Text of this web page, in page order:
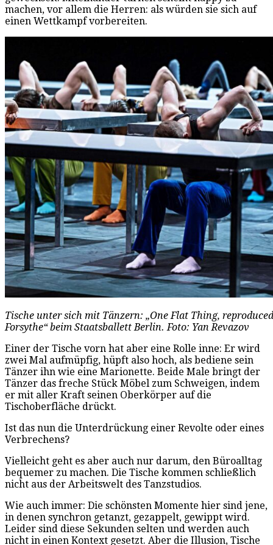
machen, vor allem die Herren: als würden sie sich auf
einen Wettkampf vorbereiten.
Tische unter sich mit Tänzern: „One Flat Thing,
Forsythe“ beim Staatsballett Berlin. Foto: Yan Revazov
Einer der Tische vorn hat aber eine Rolle inne: Er wird
zwei Mal aufmüpfig, hüpft also hoch, als bediene sein
Tänzer ihn wie eine Marionette. Beide Male bringt der
Tänzer das freche Stück Möbel zum Schweigen, indem
er mit aller Kraft seinen Oberkörper auf die
Tischoberfläche drückt.
Ist das nun die Unterdrückung einer Revolte oder eines
Verbrechens?
Vielleicht geht es aber auch nur darum, den Büroalltag
bequemer zu machen. Die Tische kommen schließlich
nicht aus der Arbeitswelt des Tanzstudios.
Wie auch immer: Die schönsten Momente hier sind jene,
in denen synchron getanzt, gezappelt, gewippt wird.
Leider sind diese Sekunden selten und werden auch
nicht in einen Kontext gesetzt. Aber die Illusion, Tische